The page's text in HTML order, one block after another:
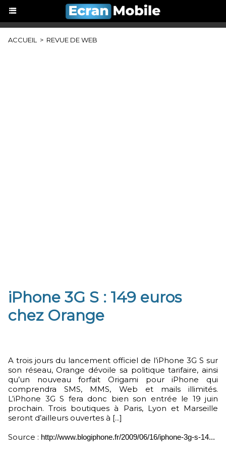
ACCUEIL > REVUE DE WEB
iPhone 3G S : 149 euros
chez Orange
A trois jours du lancement officiel de l’iPhone 3G S sur
son réseau, Orange dévoile sa politique tarifaire, ainsi
qu’un nouveau forfait Origami pour iPhone qui
comprendra SMS, MMS, Web et mails illimités.
L’iPhone 3G S fera donc bien son entrée le 19 juin
prochain. Trois boutiques à Paris, Lyon et Marseille
seront d’ailleurs ouvertes à [...]
Source : http://www.blogiphone.fr/2009/06/16/iphone-3g-s-14...